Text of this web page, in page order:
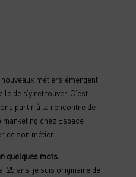
métiers émergent
de s’y retrouver. C’est
partir à la rencontre de
chez Espace
de son métier.
quelques mots.
25 ans, je suis originaire de